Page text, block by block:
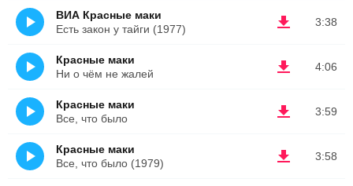
3:38
ВИА Красные маки
Есть закон у тайги (1977)
4:06
Красные маки
Ни о чём не жалей
3:59
Красные маки
Все, что было
3:58
Красные маки
Все, что было (1979)